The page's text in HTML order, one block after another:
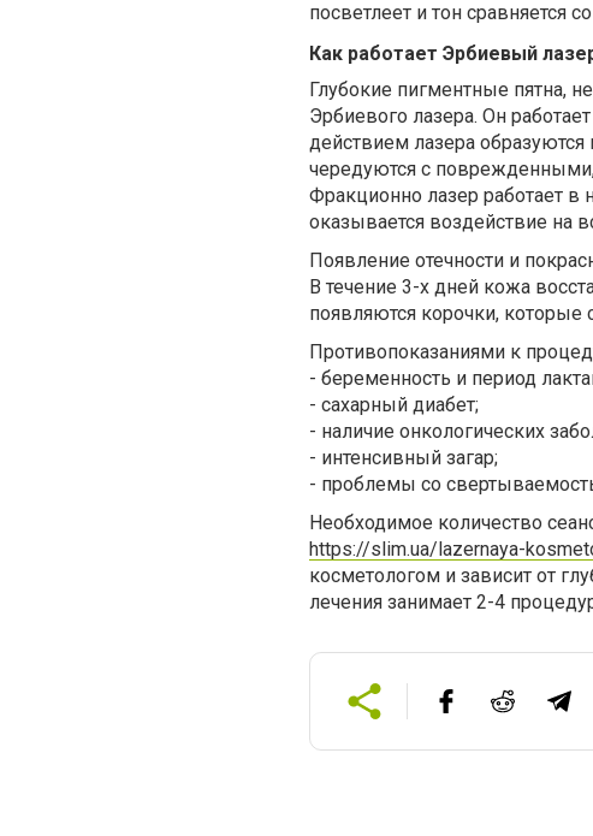
посветлеет и тон сравняется
Как работает Эрбиевый
Глубокие пигментные пятна,
Эрбиевого лазера. Он
действием лазера
чередуются с поврежденными,
Фракционно лазер работает в
оказывается воздействие на
Появление отечности и
В течение 3-х дней кожа
появляются корочки, которые
Противопоказаниями к
- беременность и период
- сахарный диабет;
- наличие онкологических
- интенсивный загар;
- проблемы со
Необходимое количество
https://slim.ua/lazernaya-
косметологом и зависит от
лечения занимает 2-4